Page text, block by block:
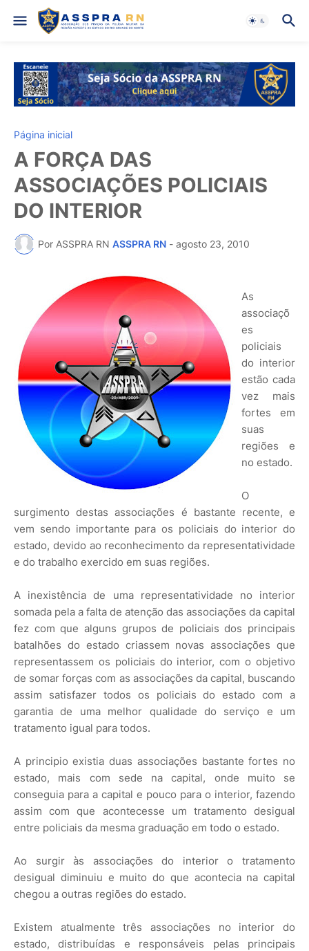
Página inicial
A FORÇA DAS
ASSOCIAÇÕES POLICIAIS
DO INTERIOR
Por ASSPRA RN ASSPRA RN - agosto 23, 2010
As
associaçõ
es
policiais
do interior
estão cada
vez mais
fortes em
suas
regiões e
no estado.
O
surgimento destas associações é bastante recente, e
vem sendo importante para os policiais do interior do
estado, devido ao reconhecimento da representatividade
e do trabalho exercido em suas regiões.
A inexistência de uma representatividade no interior
somada pela a falta de atenção das associações da capital
fez com que alguns grupos de policiais dos principais
batalhões do estado criassem novas associações que
representassem os policiais do interior, com o objetivo
de somar forças com as associações da capital, buscando
assim satisfazer todos os policiais do estado com a
garantia de uma melhor qualidade do serviço e um
tratamento igual para todos.
A principio existia duas associações bastante fortes no
estado, mais com sede na capital, onde muito se
conseguia para a capital e pouco para o interior, fazendo
assim com que acontecesse um tratamento desigual
entre policiais da mesma graduação em todo o estado.
Ao surgir às associações do interior o tratamento
desigual diminuiu e muito do que acontecia na capital
chegou a outras regiões do estado.
Existem atualmente três associações no interior do
estado, distribuídas e responsáveis pelas principais